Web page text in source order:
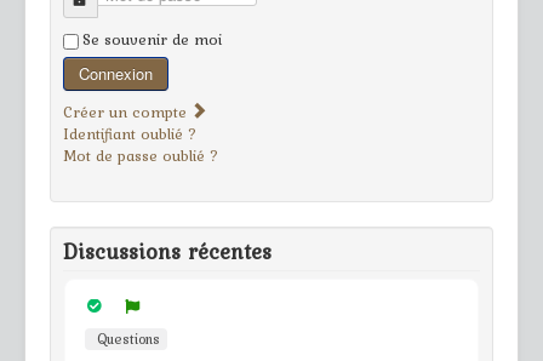
Se souvenir de moi
Connexion
Créer un compte
Identifiant oublié ?
Mot de passe oublié ?
Discussions récentes
Questions